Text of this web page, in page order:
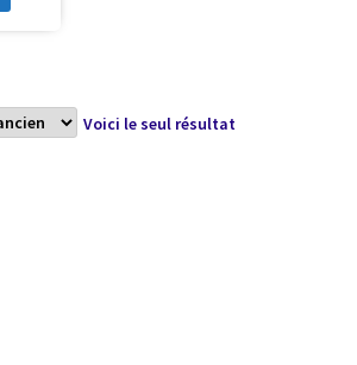
Voici le seul résultat